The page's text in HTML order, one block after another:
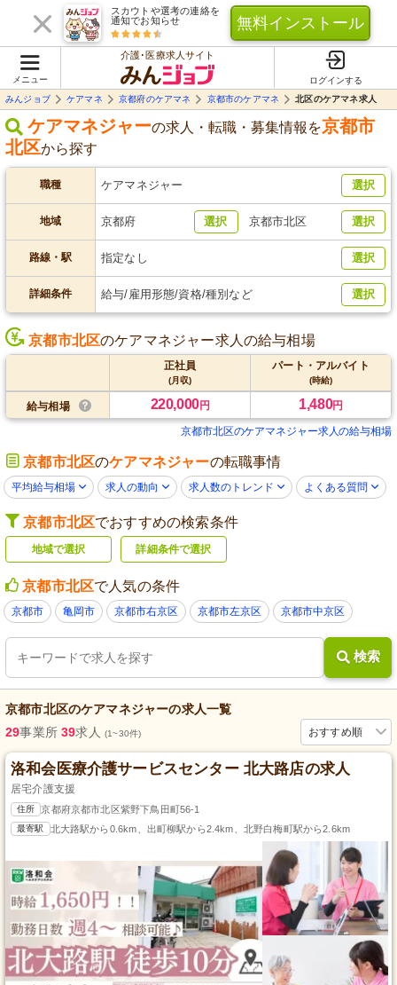
スカウトや選考の連絡を
通知でお知らせ
無料インストール
メニュー
介護･医療求人サイト
ログインする
みんジョブ
ケアマネ 京都府のケアマネ 京都市のケアマネ 北区のケアマネ求人
ケアマネジャーの求人・転職・募集情報を京都市
北区から探す
職種 ケアマネジャー 選択
地域 京都府 選択 京都市北区 選択
路線・駅 指定なし 選択
詳細条件 給与/雇用形態/資格/種別など 選択
京都市北区のケアマネジャー求人の給与相場
正社員
(月収)
パート・アルバイト
(時給)
給与相場 220,000円 1,480円
京都市北区のケアマネジャー求人の給与相場
京都市北区のケアマネジャーの転職事情
平均給与相場 求人の動向 求人数のトレンド よくある質問
京都市北区でおすすめの検索条件
地域で選択 詳細条件で選択
京都市北区で人気の条件
京都市 亀岡市 京都市右京区 京都市左京区 京都市中京区
検索
京都市北区のケアマネジャーの求人一覧
おすすめ順
29事業所 39求人 (1~30件)
洛和会医療介護サービスセンター 北大路店の求人
居宅介護支援
住所 京都府京都市北区紫野下鳥田町56-1
最寄駅 北大路駅から0.6km、出町柳駅から2.4km、北野白梅町駅から2.6km